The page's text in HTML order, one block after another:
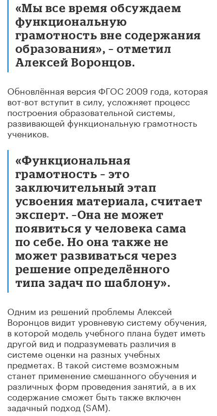
«Мы все время обсуждаем
функциональную
грамотность вне содержания
образования», – отметил
Алексей Воронцов.
Обновлённая версия ФГОС 2009 года, которая
вот-вот вступит в силу, усложняет процесс
построения образовательной системы,
развивающей функциональную грамотность
учеников.
«Функциональная
грамотность – это
заключительный этап
усвоения материала, считает
эксперт. –Она не может
появиться у человека сама
по себе. Но она также не
может развиваться через
решение определённого
типа задач по шаблону».
Одним из решений проблемы Алексей
Воронцов видит уровневую систему обучения,
в которой модель учебного плана будет иметь
другой вид и подразумевать различия в
системе оценки на разных учебных
предметах. В такой системе возможным
станет применение смешанного обучения и
различных форм проведения занятий, а в их
содержание сможет быть также включен
задачный подход (SAM).